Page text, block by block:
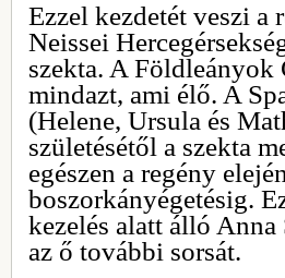
Ezzel kezdetét veszi a
Neissei
szekta. A Földleányok
mindazt, ami élő. A
(Helene, Ursula és
születésétől a szekta
egészen a regény
boszorkányégetésig.
kezelés alatt álló
az ő további sorsát.